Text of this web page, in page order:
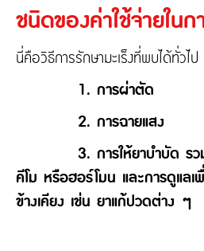
ชนิดของค่าใช้จ่ายในก
นี่คือวิธีการรักษามะเร็งที่พบได้ทั่วไ
1. การผ่าตัด
2. การฉายแสง
3. การให้ยาบำบัด รว
คีโม หรือฮอร์โมน และการดูแลเ
ข้างเคียง เช่น ยาแก้ปวดต่าง ๆ